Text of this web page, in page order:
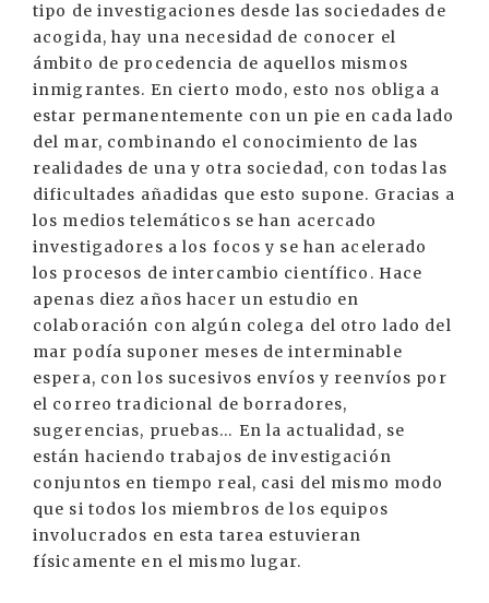
tipo de investigaciones desde las sociedades de
acogida, hay una necesidad de conocer el
ámbito de procedencia de aquellos mismos
inmigrantes. En cierto modo, esto nos obliga a
estar permanentemente con un pie en cada lado
del mar, combinando el conocimiento de las
realidades de una y otra sociedad, con todas las
dificultades añadidas que esto supone. Gracias a
los medios telemáticos se han acercado
investigadores a los focos y se han acelerado
los procesos de intercambio científico. Hace
apenas diez años hacer un estudio en
colaboración con algún colega del otro lado del
mar podía suponer meses de interminable
espera, con los sucesivos envíos y reenvíos por
el correo tradicional de borradores,
sugerencias, pruebas… En la actualidad, se
están haciendo trabajos de investigación
conjuntos en tiempo real, casi del mismo modo
que si todos los miembros de los equipos
involucrados en esta tarea estuvieran
físicamente en el mismo lugar.